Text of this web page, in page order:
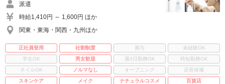
派遣
時給1,410円 ～ 1,600円 ほか
関東・東海・関西・九州ほか
正社員登用 社割制度 賞与
未経験OK
学生OK
男女歓迎 週3日勤務OK
時短勤務OK
ネイルOK
ノルマなし オープニング
店長候補
スキンケア
メイク ナチュラルコスメ 百貨店